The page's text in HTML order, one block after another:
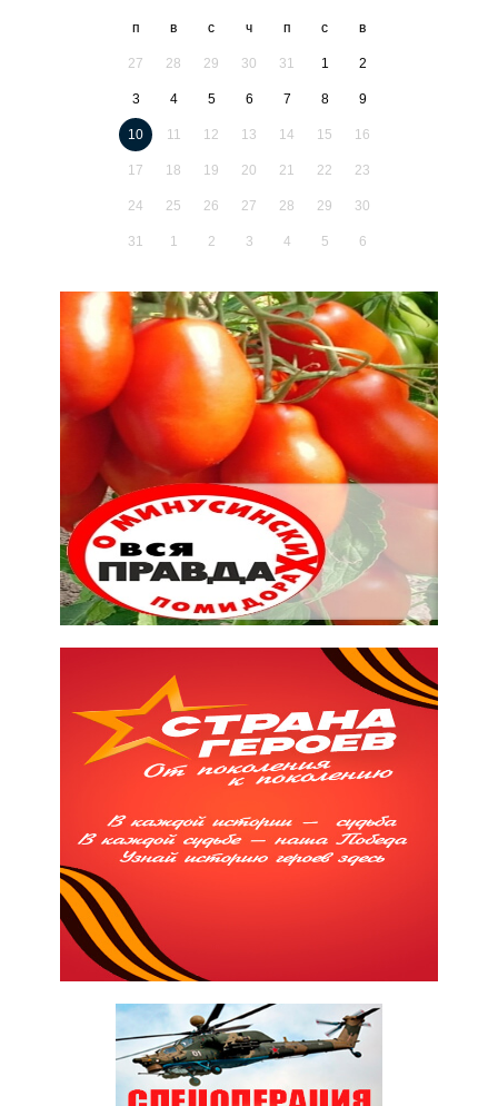
п в с ч п с в
27 28 29 30 31 1 2
3 4 5 6 7 8 9
10 11 12 13 14 15 16
17 18 19 20 21 22 23
24 25 26 27 28 29 30
31 1 2 3 4 5 6